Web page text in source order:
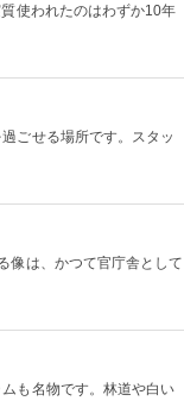
使われたのはわずか10年
ごせる場所です。スタッ
像は、かつて官庁舎として
も名物です。林道や白い